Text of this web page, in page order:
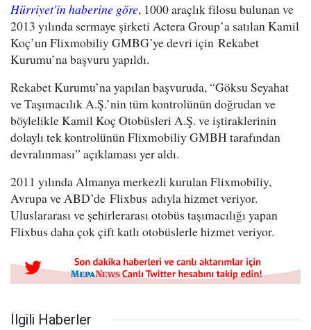
Hürriyet'in haberine göre, 1000 araçlık filosu bulunan ve
2013 yılında sermaye şirketi Actera Group’a satılan Kamil
Koç’un Flixmobiliy GMBG’ye devri için Rekabet
Kurumu’na başvuru yapıldı.
Rekabet Kurumu’na yapılan başvuruda, “Göksu Seyahat
ve Taşımacılık A.Ş.’nin tüm kontrolünün doğrudan ve
böylelikle Kamil Koç Otobüsleri A.Ş. ve iştiraklerinin
dolaylı tek kontrolünün Flixmobiliy GMBH tarafından
devralınması” açıklaması yer aldı.
2011 yılında Almanya merkezli kurulan Flixmobiliy,
Avrupa ve ABD’de Flixbus adıyla hizmet veriyor.
Uluslararası ve şehirlerarası otobüs taşımacılığı yapan
Flixbus daha çok çift katlı otobüslerle hizmet veriyor.
İlgili Haberler